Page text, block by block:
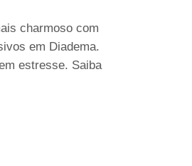
charmoso com
em Diadema.
estresse. Saiba